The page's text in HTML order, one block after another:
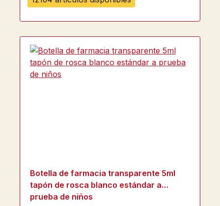
Botella de farmacia transparente 5ml
tapón de rosca blanco estándar a
prueba de niños